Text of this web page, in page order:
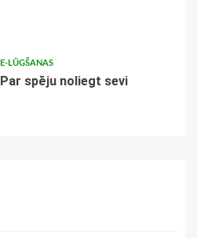
E-LŪGŠANAS
Par spēju noliegt sevi